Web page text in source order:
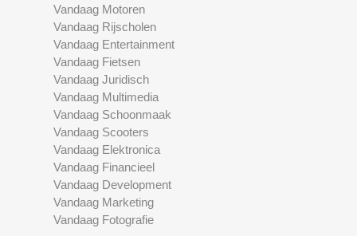
Vandaag Motoren
Vandaag Rijscholen
Vandaag Entertainment
Vandaag Fietsen
Vandaag Juridisch
Vandaag Multimedia
Vandaag Schoonmaak
Vandaag Scooters
Vandaag Elektronica
Vandaag Financieel
Vandaag Development
Vandaag Marketing
Vandaag Fotografie